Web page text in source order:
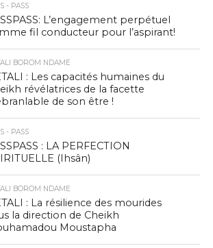
- PASS
L’engagement perpétuel
fil conducteur pour l’aspirant!
BOROM NDAME
: Les capacités humaines du
révélatrices de la facette
de son être !
- PASS
: LA PERFECTION
(Ihsân)
BOROM NDAME
: La résilience des mourides
la direction de Cheikh
Moustapha